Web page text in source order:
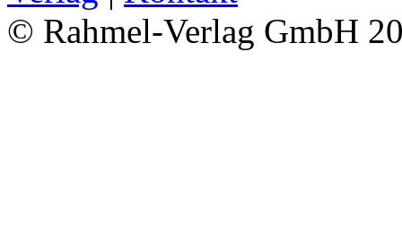
© Rahmel-Verlag GmbH